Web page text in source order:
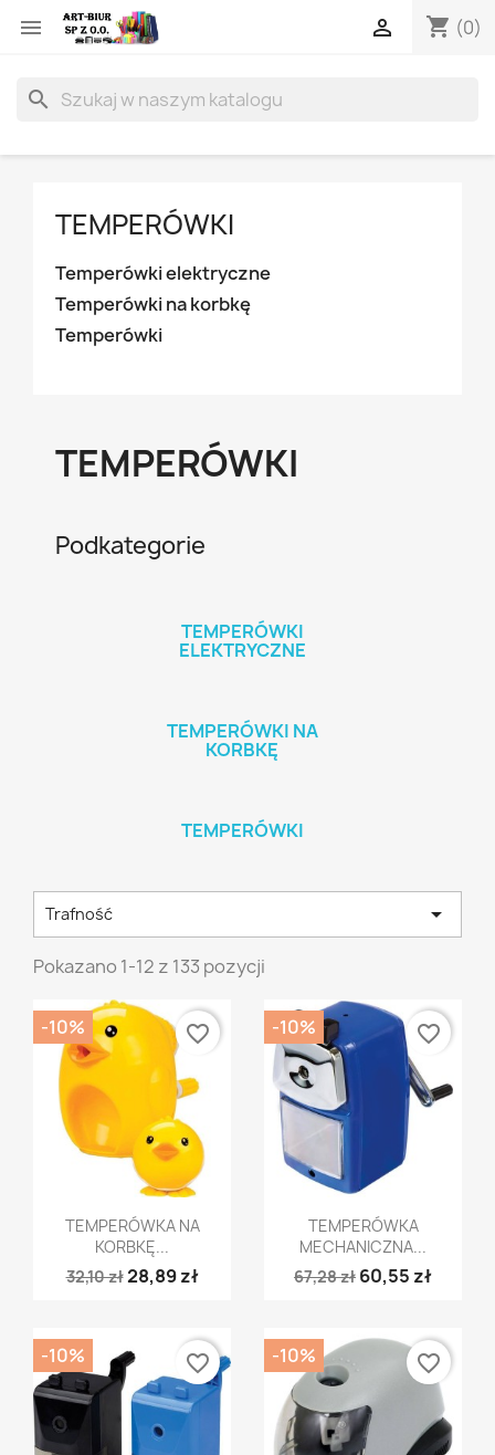
 shopping_cart (0)

search
TEMPERÓWKI
Temperówki elektryczne
Temperówki na korbkę
Temperówki
TEMPERÓWKI
Podkategorie
TEMPERÓWKI
ELEKTRYCZNE
TEMPERÓWKI NA
KORBKĘ
TEMPERÓWKI
Trafność 
Pokazano 1-12 z 133 pozycji
Szybki podgląd
TEMPERÓWKA NA
KORBKĘ...
32,10 zł28,89 zł
-10% favorite_border
Szybki podgląd
TEMPERÓWKA
MECHANICZNA...
67,28 zł 60,55 zł
-10% favorite_border
-10% favorite_border -10% favorite_border